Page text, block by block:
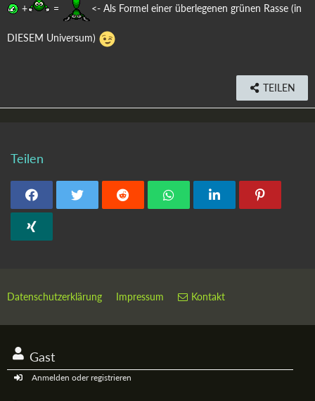
+ = <- Als Formel einer überlegenen grünen Rasse (in
DIESEM Universum)
TEILEN
Teilen
Datenschutzerklärung Impressum Kontakt
Gast
Anmelden oder registrieren